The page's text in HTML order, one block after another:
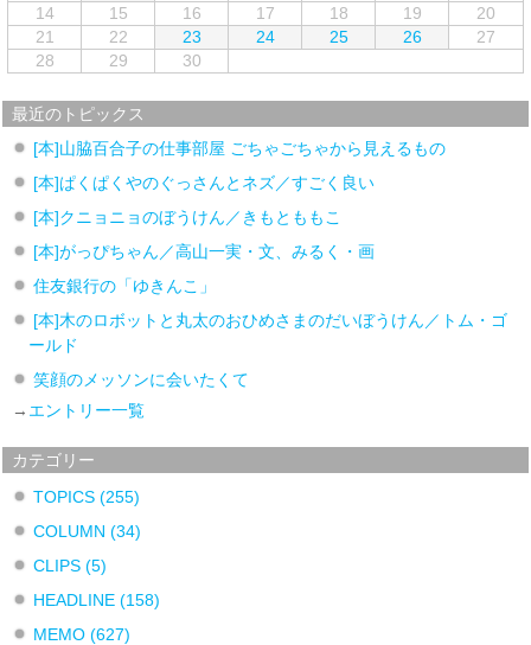
14
15 16 17 18 19
20
21
22 23 24 25 26
27
28
29 30
最近のトピックス
[本]山脇百合子の仕事部屋 ごちゃごちゃから見えるもの
[本]ぱくぱくやのぐっさんとネズ／すごく良い
[本]クニョニョのぼうけん／きもとももこ
[本]がっぴちゃん／高山一実・文、みるく・画
住友銀行の「ゆきんこ」
[本]木のロボットと丸太のおひめさまのだいぼうけん／トム・ゴ
ールド
笑顔のメッソンに会いたくて
→ エントリー一覧
カテゴリー
TOPICS(255)
COLUMN(34)
CLIPS(5)
HEADLINE(158)
MEMO(627)